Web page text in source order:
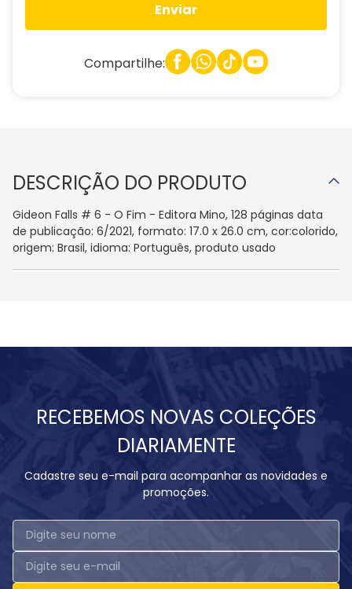
Enviar
Compartilhe:
DESCRIÇÃO DO PRODUTO
Gideon Falls # 6 - O Fim - Editora Mino, 128 páginas data
de publicação: 6/2021, formato: 17.0 x 26.0 cm, cor:colorido,
origem: Brasil, idioma: Português, produto usado
RECEBEMOS NOVAS COLEÇÕES
DIARIAMENTE
Cadastre seu e-mail para acompanhar as novidades e
promoções.